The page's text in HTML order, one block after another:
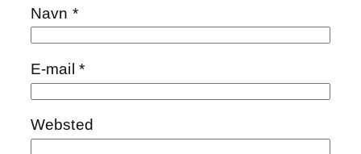
Navn *
E-mail *
Websted